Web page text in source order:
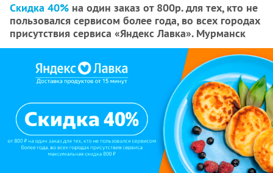
Скидка 40% на один заказ от 800р. для тех, кто не
пользовался сервисом более года, во всех городах
присутствия сервиса «Яндекс Лавка». Мурманск